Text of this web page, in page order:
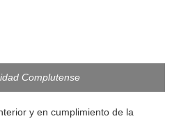
Complutense
y en cumplimiento de la